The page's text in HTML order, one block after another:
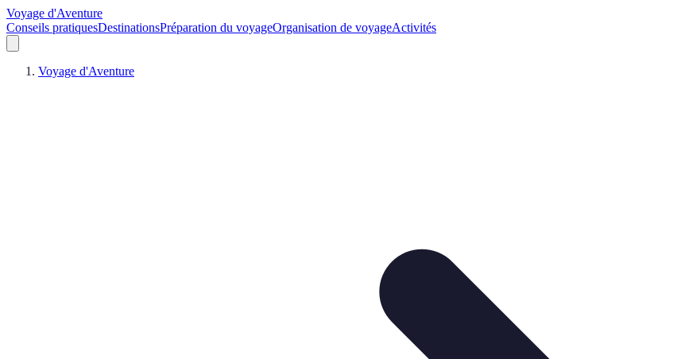
Voyage d'Aventure
Conseils pratiquesDestinationsPréparation du voyageOrganisation de voyageActivités
Voyage d'Aventure